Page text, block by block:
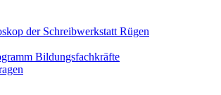
der Schreibwerkstatt Rügen
Bildungsfachkräfte